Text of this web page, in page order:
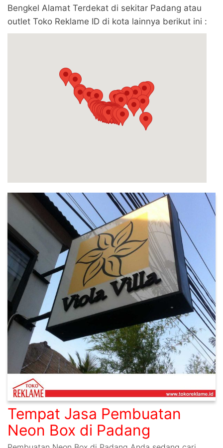
Bengkel Alamat Terdekat di sekitar Padang atau
outlet Toko Reklame ID di kota lainnya berikut ini :
Tempat Jasa Pembuatan
Neon Box di Padang